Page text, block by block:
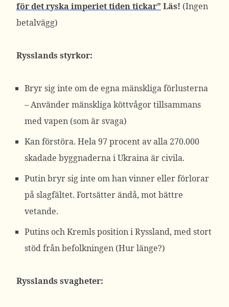
för det ryska imperiet tiden tickar” Läs! (Ingen
betalvägg)
Rysslands styrkor:
Bryr sig inte om de egna mänskliga förlusterna
– Använder mänskliga köttvågor tillsammans
med vapen (som är svaga)
Kan förstöra. Hela 97 procent av alla 270.000
skadade byggnaderna i Ukraina är civila.
Putin bryr sig inte om han vinner eller förlorar
på slagfältet. Fortsätter ändå, mot bättre
vetande.
Putins och Kremls position i Ryssland, med stort
stöd från befolkningen (Hur länge?)
Rysslands svagheter: